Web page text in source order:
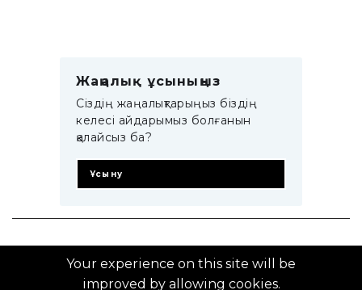
Жаңалық ұсыныңыз
Сіздің жаңалықтарыңыз біздің
келесі айдарымыз болғанын
қалайсыз ба?
Ұсыну
© 2014–2025 ZTB.KZ
Your experience on this site will be
improved by allowing cookies.